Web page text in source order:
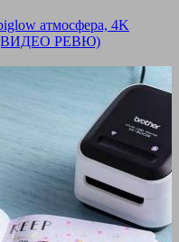
атмосфера, 4K
(ВИДЕО РЕВЮ)